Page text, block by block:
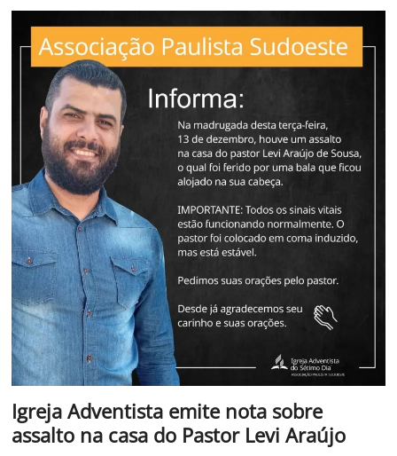
Igreja Adventista emite nota sobre
assalto na casa do Pastor Levi Araújo